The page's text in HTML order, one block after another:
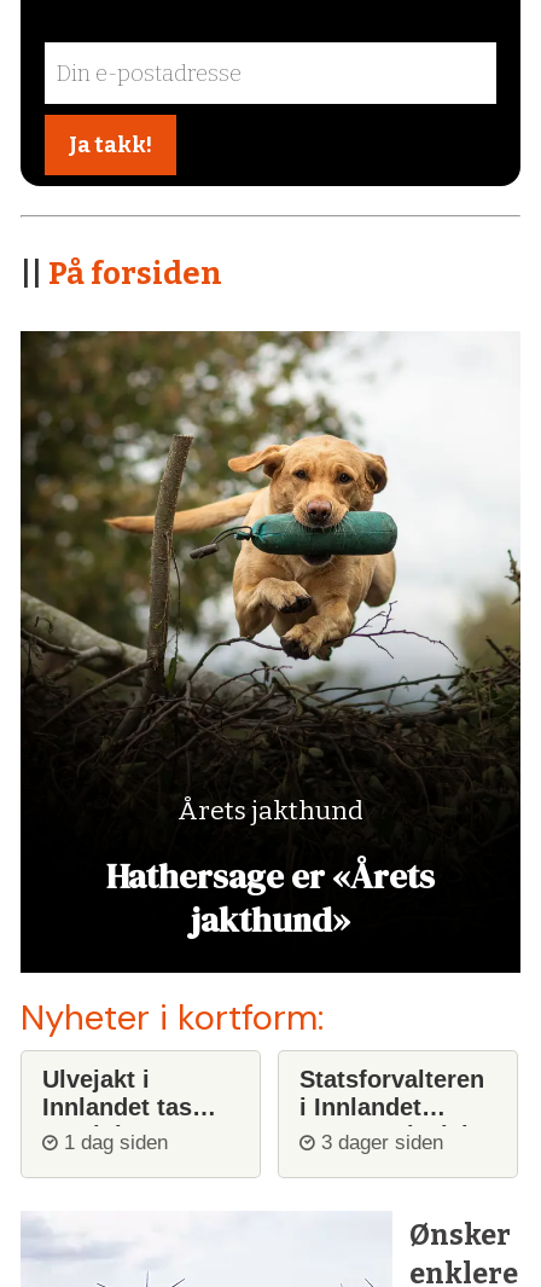
På forsiden
Årets jakthund
Hathersage er «Årets
jakthund»
Nyheter i kortform:
Ulvejakt i
Innlandet tas
opp igjen
1 dag siden
Statsforvalteren
i Innlandet
stanser ulvejakt
3 dager siden
Ønsker
enklere